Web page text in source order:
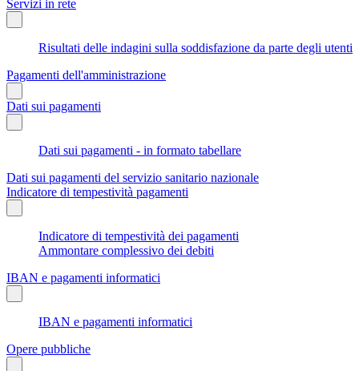
Servizi in rete
Risultati delle indagini sulla soddisfazione da parte degli utenti
Pagamenti dell'amministrazione
Dati sui pagamenti
Dati sui pagamenti - in formato tabellare
Dati sui pagamenti del servizio sanitario nazionale
Indicatore di tempestività pagamenti
Indicatore di tempestività dei pagamenti
Ammontare complessivo dei debiti
IBAN e pagamenti informatici
IBAN e pagamenti informatici
Opere pubbliche